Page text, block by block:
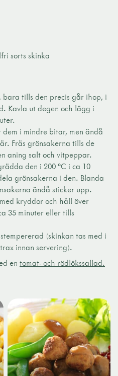
sorts skinka
bara tills den precis går ihop, i
Kavla ut degen och lägg i
i mindre bitar, men ändå
Fräs grönsakerna tills de
aning salt och vitpeppar.
den i 200 °C i ca 10
grönsakerna i den. Blanda
ändå sticker upp.
kryddor och häll över
35 minuter eller tills
(skinkan tas med i
innan servering).
en tomat- och rödlökssallad.